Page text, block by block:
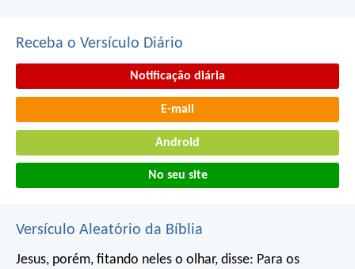
Receba o Versículo Diário
Notificação diária
E-mail
Android
No seu site
Versículo Aleatório da Bíblia
Jesus, porém, fitando neles o olhar, disse: Para os